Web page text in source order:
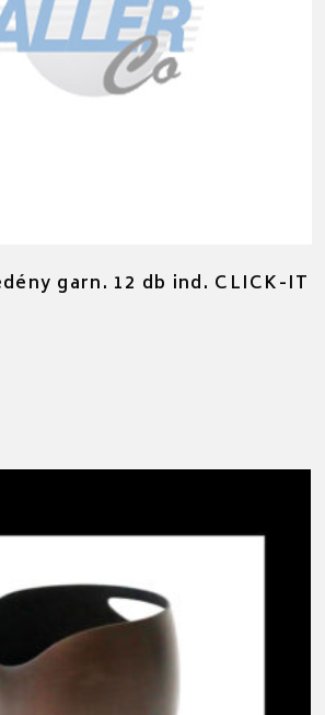
garn. 12 db ind. CLICK-IT